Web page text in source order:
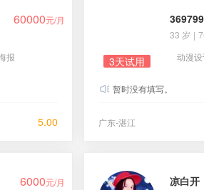
60000元/月
报
5.00
3天试用
33 岁 |
动漫
暂时没有填写。
广东-湛江
6000元/月
凉白开